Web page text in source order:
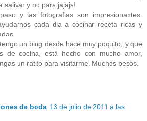
salivar y no para jajaja!
y las fotografias son impresionantes.
cada dia a cocinar receta ricas y
un blog desde hace muy poquito, y que
de cocina, está hecho con mucho amor,
un ratito para visitarme. Muchos besos.
de boda 13 de julio de 2011 a las